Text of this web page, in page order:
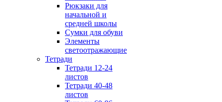
Рюкзаки для
начальной и
средней школы
Сумки для обуви
Элементы
светоотражающие
Тетради
Тетради 12-24
листов
Тетради 40-48
листов